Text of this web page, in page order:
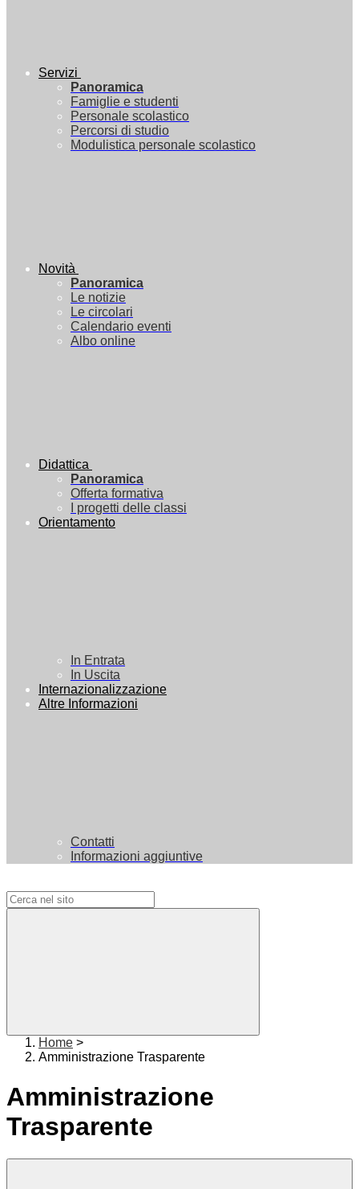
Servizi
Panoramica
Famiglie e studenti
Personale scolastico
Percorsi di studio
Modulistica personale scolastico
Novità
Panoramica
Le notizie
Le circolari
Calendario eventi
Albo online
Didattica
Panoramica
Offerta formativa
I progetti delle classi
Orientamento
In Entrata
In Uscita
Internazionalizzazione
Altre Informazioni
Contatti
Informazioni aggiuntive
Home >
Amministrazione Trasparente
Amministrazione
Trasparente